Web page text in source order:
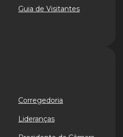
Guia de Visitantes
Corregedoria
Lideranças